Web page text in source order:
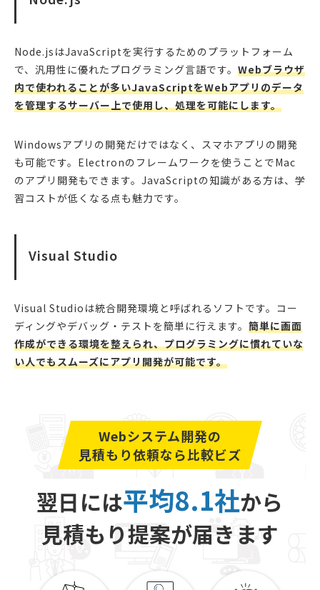
Node.jsはJavaScriptを実行するためのプラットフォーム
で、汎用性に優れたプログラミング言語です。 Webブラウザ
内で使われることが多いJavaScriptをWebアプリのデータ
を管理するサーバー上で使用し、処理を可能にします。
Windowsアプリの開発だけではなく、スマホアプリの開発
も可能です。Electronのフレームワークを使うことでMac
のアプリ開発もできます。JavaScriptの知識がある方は、学
習コストが低くなる点も魅力です。
Visual Studio
Visual Studioは統合開発環境と呼ばれるソフトです。コー
ディングやデバッグ・テストを簡単に行えます。 簡単に画面
作成ができる環境を整えられ、プログラミングに慣れていな
い人でもスムーズにアプリ開発が可能です。
Webシステム開発の
見積もり依頼なら比較ビズ
翌日には平均8.1社から
見積もり提案が届きます